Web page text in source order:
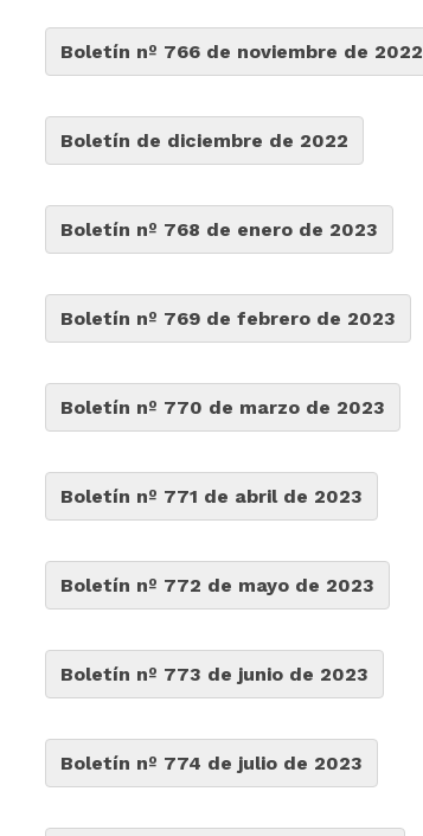
Boletín nº 766 de noviembre de 2022
Boletín de diciembre de 2022
Boletín nº 768 de enero de 2023
Boletín nº 769 de febrero de 2023
Boletín nº 770 de marzo de 2023
Boletín nº 771 de abril de 2023
Boletín nº 772 de mayo de 2023
Boletín nº 773 de junio de 2023
Boletín nº 774 de julio de 2023